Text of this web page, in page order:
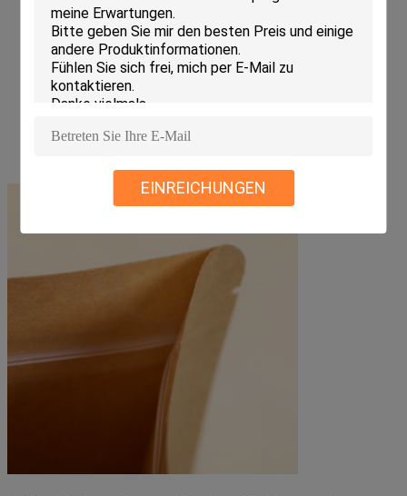
EINREICHUNGEN
Lieferfrist
Versendet in 25 Tage nach Zahlung
Verpacken
50 PC/Tasche, 10bag/carton oder als Anforderung
des Kunden.